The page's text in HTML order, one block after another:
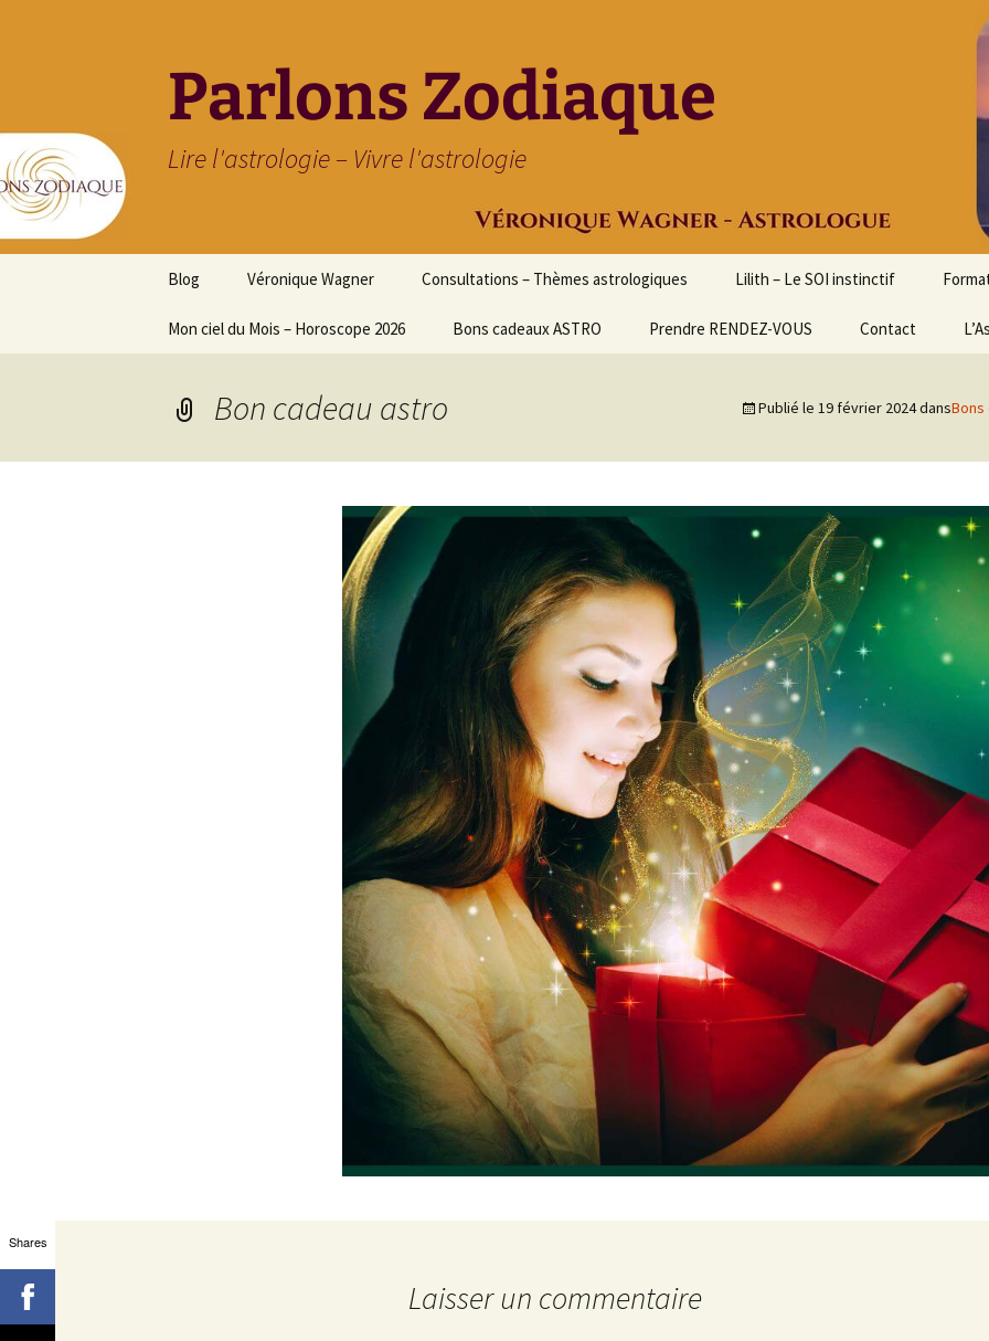
Parlons Zodiaque
Lire l'astrologie – Vivre l'astrologie
contenu
Blog Véronique Wagner Consultations – Thèmes astrologiques Lilith – Le SOI instinctif
Mon ciel du Mois – Horoscope 2026 Bons cadeaux ASTRO Prendre RENDEZ-VOUS Contact
Bon cadeau astro Publié le 19 février 2024dansBons
Laisser un commentaire
Shares